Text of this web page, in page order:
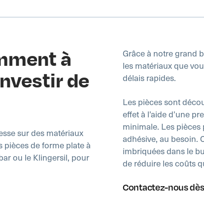
à
de
sur des matériaux
pièces de forme plate à
ou le Klingersil, pour
Grâce à notre grand
les matériaux que
délais rapides.
Les pièces sont
effet à l’aide d’une
minimale. Les
adhésive, au besoin.
imbriquées dans le
de réduire les coûts
Contactez-nous